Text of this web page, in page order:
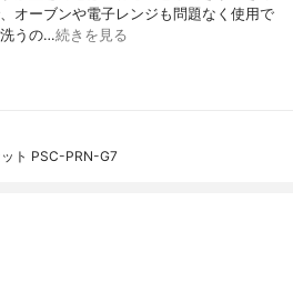
オーブンや電子レンジも問題なく使用で
うの…続きを見る
ト PSC-PRN-G7